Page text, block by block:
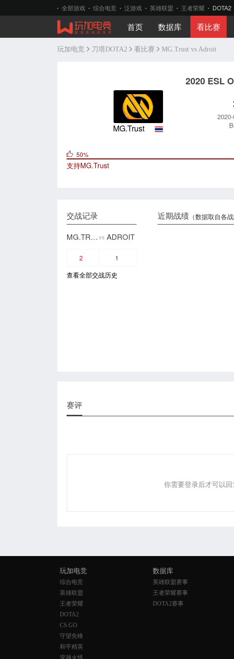
全部游戏 综合电竞 泛游戏 英雄联盟 王者荣耀 DOTA2
首页 数据库 看比赛
玩加电竞 刀塔DOTA2 看比赛 MG.Trust vs Adroit
2020 ESL
MG.Trust
50%
支持MG.Trust
近期战绩 （数据取自各
交战记录
MG.TRUSTvs ADROIT
2
1
查看全部交战历史
赛评
你需要登录后才可以
玩加电竞
综合电竞
英雄联盟
王者荣耀
DOTA2
CS:GO
守望先锋
和平精英
数据库
英雄联盟赛事
王者荣耀赛事
DOTA2赛事